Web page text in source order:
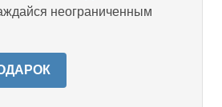
неограниченным